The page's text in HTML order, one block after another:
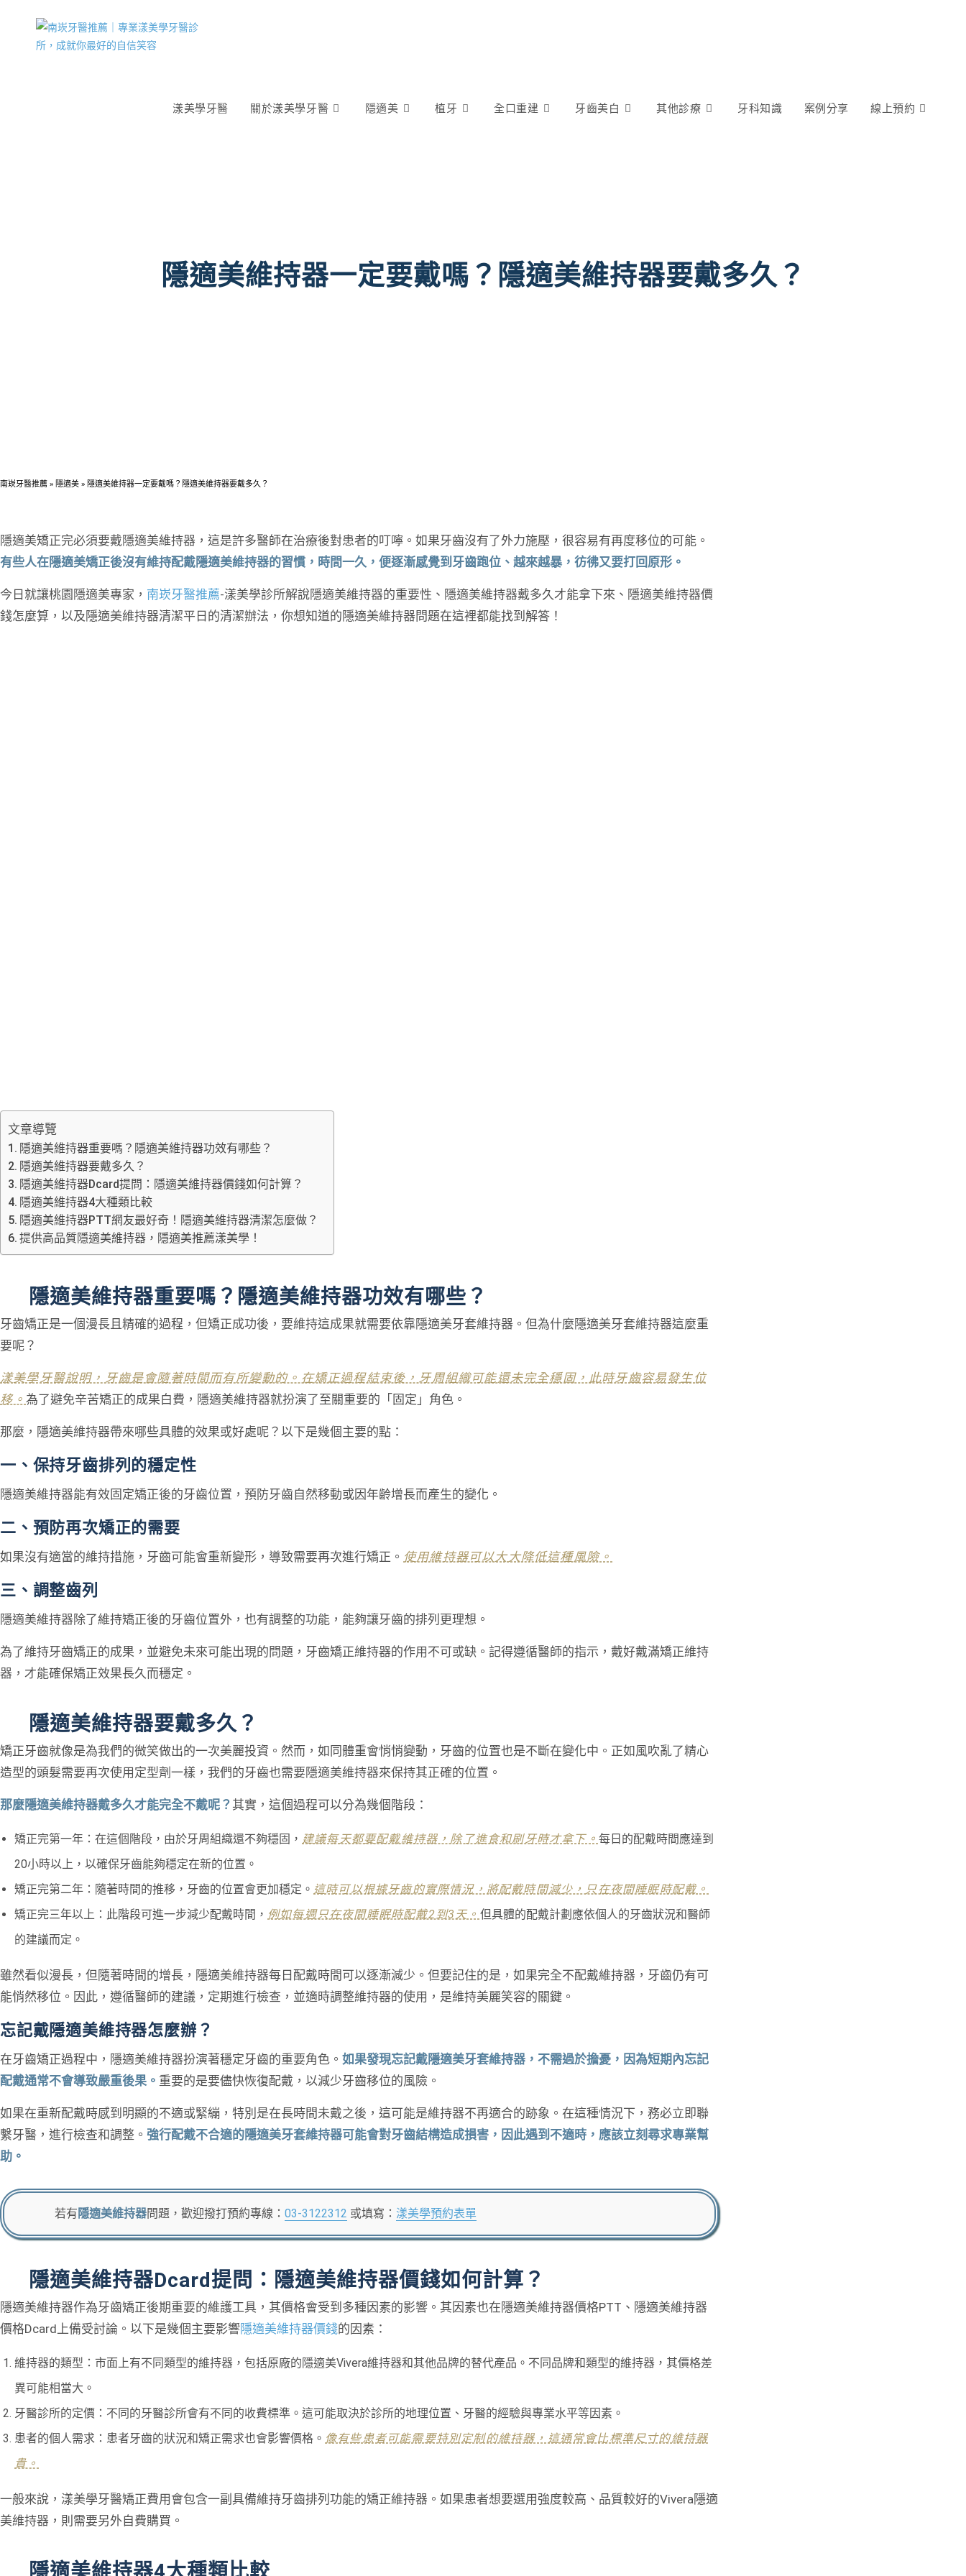
漾美學牙醫 關於漾美學牙醫 隱適美 植牙 全口重建 牙齒美白 其他診療 牙科知識 案例分享 線上預約
隱適美維持器一定要戴嗎？隱適美維持器要戴多久？
南崁牙醫推薦 » 隱適美 » 隱適美維持器一定要戴嗎？隱適美維持器要戴多久？
隱適美矯正完必須要戴隱適美維持器，這是許多醫師在治療後對患者的叮嚀。如果牙齒沒有了外力施壓，很容易有再度移位的可能。
有些人在隱適美矯正後沒有維持配戴隱適美維持器的習慣，時間一久，便逐漸感覺到牙齒跑位、越來越暴，彷彿又要打回原形。
今日就讓桃園隱適美專家， 南崁牙醫推薦-漾美學診所解說隱適美維持器的重要性、隱適美維持器戴多久才能拿下來、隱適美維持器價
錢怎麼算，以及隱適美維持器清潔平日的清潔辦法，你想知道的隱適美維持器問題在這裡都能找到解答！
文章導覽
隱適美維持器重要嗎？隱適美維持器功效有哪些？
隱適美維持器要戴多久？
隱適美維持器Dcard提問：隱適美維持器價錢如何計算？
隱適美維持器4大種類比較
隱適美維持器PTT網友最好奇！隱適美維持器清潔怎麼做？
提供高品質隱適美維持器，隱適美推薦漾美學！
隱適美維持器重要嗎？隱適美維持器功效有哪些？
牙齒矯正是一個漫長且精確的過程，但矯正成功後，要維持這成果就需要依靠隱適美牙套維持器。但為什麼隱適美牙套維持器這麼重
要呢？
漾美學牙醫說明，牙齒是會隨著時間而有所變動的。在矯正過程結束後，牙周組織可能還未完全穩固，此時牙齒容易發生位
移。為了避免辛苦矯正的成果白費，隱適美維持器就扮演了至關重要的「固定」角色。
那麼，隱適美維持器帶來哪些具體的效果或好處呢？以下是幾個主要的點：
一、保持牙齒排列的穩定性
隱適美維持器能有效固定矯正後的牙齒位置，預防牙齒自然移動或因年齡增長而產生的變化。
二、預防再次矯正的需要
如果沒有適當的維持措施，牙齒可能會重新變形，導致需要再次進行矯正。 使用維持器可以大大降低這種風險。
三、調整齒列
隱適美維持器除了維持矯正後的牙齒位置外，也有調整的功能，能夠讓牙齒的排列更理想。
為了維持牙齒矯正的成果，並避免未來可能出現的問題，牙齒矯正維持器的作用不可或缺。記得遵循醫師的指示，戴好戴滿矯正維持
器，才能確保矯正效果長久而穩定。
隱適美維持器要戴多久？
矯正牙齒就像是為我們的微笑做出的一次美麗投資。然而，如同體重會悄悄變動，牙齒的位置也是不斷在變化中。正如風吹亂了精心
造型的頭髮需要再次使用定型劑一樣，我們的牙齒也需要隱適美維持器來保持其正確的位置。
那麼隱適美維持器戴多久才能完全不戴呢？ 其實，這個過程可以分為幾個階段：
矯正完第一年：在這個階段，由於牙周組織還不夠穩固， 建議每天都要配戴維持器，除了進食和刷牙時才拿下。 每日的配戴時間應達到
20小時以上，以確保牙齒能夠穩定在新的位置。
矯正完第二年：隨著時間的推移，牙齒的位置會更加穩定。 這時可以根據牙齒的實際情況，將配戴時間減少，只在夜間睡眠時配戴。
矯正完三年以上：此階段可進一步減少配戴時間， 例如每週只在夜間睡眠時配戴2到3天。 但具體的配戴計劃應依個人的牙齒狀況和醫師
的建議而定。
雖然看似漫長，但隨著時間的增長，隱適美維持器每日配戴時間可以逐漸減少。但要記住的是，如果完全不配戴維持器，牙齒仍有可
能悄然移位。因此，遵循醫師的建議，定期進行檢查，並適時調整維持器的使用，是維持美麗笑容的關鍵。
忘記戴隱適美維持器怎麼辦？
在牙齒矯正過程中，隱適美維持器扮演著穩定牙齒的重要角色。 如果發現忘記戴隱適美牙套維持器，不需過於擔憂，因為短期內忘記
配戴通常不會導致嚴重後果。 重要的是要儘快恢復配戴，以減少牙齒移位的風險。
如果在重新配戴時感到明顯的不適或緊繃，特別是在長時間未戴之後，這可能是維持器不再適合的跡象。在這種情況下，務必立即聯
繫牙醫，進行檢查和調整。 強行配戴不合適的隱適美牙套維持器可能會對牙齒結構造成損害，因此遇到不適時，應該立刻尋求專業幫
助。
若有 隱適美維持器問題，歡迎撥打預約專線： 03-3122312 或填寫： 漾美學預約表單
隱適美維持器Dcard提問：隱適美維持器價錢如何計算？
隱適美維持器作為牙齒矯正後期重要的維護工具，其價格會受到多種因素的影響。其因素也在隱適美維持器價格PTT、隱適美維持器
價格Dcard上備受討論。以下是幾個主要影響隱適美維持器價錢的因素：
維持器的類型：市面上有不同類型的維持器，包括原廠的隱適美Vivera維持器和其他品牌的替代產品。不同品牌和類型的維持器，其價格差
異可能相當大。
牙醫診所的定價：不同的牙醫診所會有不同的收費標準。這可能取決於診所的地理位置、牙醫的經驗與專業水平等因素。
患者的個人需求：患者牙齒的狀況和矯正需求也會影響價格。 像有些患者可能需要特別定制的維持器，這通常會比標準尺寸的維持器
貴。
一般來說，漾美學牙醫矯正費用會包含一副具備維持牙齒排列功能的矯正維持器。如果患者想要選用強度較高、品質較好的Vivera隱適
美維持器，則需要另外自費購買。